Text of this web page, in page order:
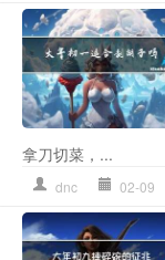
拿刀切菜，...
dnc 02-09